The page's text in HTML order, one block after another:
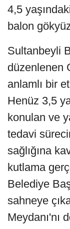
4,5
balon
Sultanbeyli
düzenlenen
anlamlı bir
Henüz 3,5
konulan ve
tedavi
sağlığına
kutlama
Belediye
sahneye
Meydanı'nı